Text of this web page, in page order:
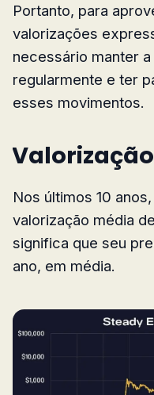
Portanto, para
valorizações
necessário manter
regularmente e ter
esses movimentos.
Nos últimos 10
valorização média
significa que seu
ano, em média.